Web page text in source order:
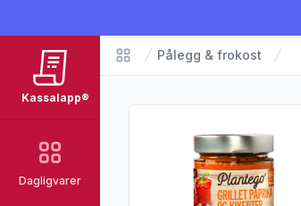
Kassalapp®
Dagligvarer
Matvarer
Pålegg & frokost